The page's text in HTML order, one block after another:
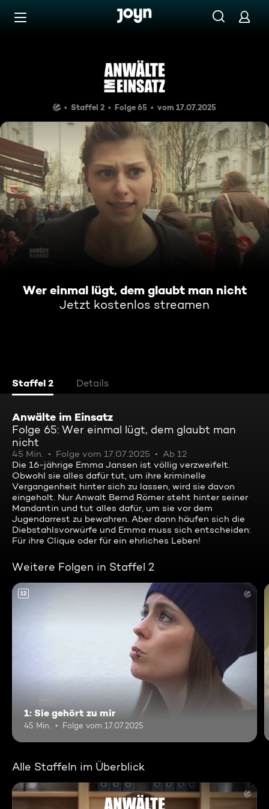
Zum Inhalt springen
Wer einmal lügt, dem glaubt
Staffel 2 Folge 65 vom 17.07.2025
Wer einmal lügt, dem glaubt man nicht
Jetzt kostenlos streamen
Staffel 2 Details
Anwälte im Einsatz
Folge 65: Wer einmal lügt, dem glaubt man
nicht
45 Min. Folge vom 17.07.2025
Ab 12
Die 16-jährige Emma Jansen ist völlig verzweifelt.
Obwohl sie alles dafür tut, um ihre kriminelle
Vergangenheit hinter sich zu lassen, wird sie davon
eingeholt. Nur Anwalt Bernd Römer steht hinter seiner
Mandantin und tut alles dafür, um sie vor dem
Jugendarrest zu bewahren. Aber dann häufen sich die
Diebstahlsvorwürfe und Emma muss sich entscheiden:
Für ihre Clique oder für ein ehrliches Leben!
Weitere Folgen in Staffel 2
12
1: Sie gehört zu mir
45 Min. Folge vom 17.07.2025
Alle Staffeln im Überblick